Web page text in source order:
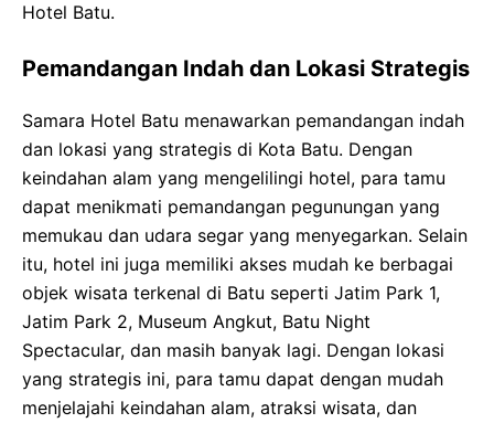
Hotel Batu.
Pemandangan Indah dan Lokasi Strategis
Samara Hotel Batu menawarkan pemandangan indah
dan lokasi yang strategis di Kota Batu. Dengan
keindahan alam yang mengelilingi hotel, para tamu
dapat menikmati pemandangan pegunungan yang
memukau dan udara segar yang menyegarkan. Selain
itu, hotel ini juga memiliki akses mudah ke berbagai
objek wisata terkenal di Batu seperti Jatim Park 1,
Jatim Park 2, Museum Angkut, Batu Night
Spectacular, dan masih banyak lagi. Dengan lokasi
yang strategis ini, para tamu dapat dengan mudah
menjelajahi keindahan alam, atraksi wisata, dan